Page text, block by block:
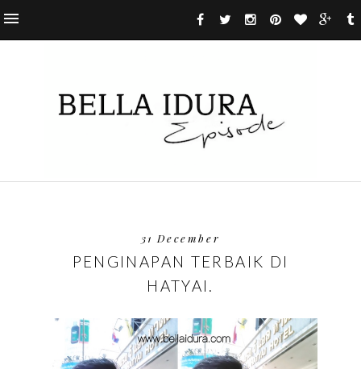
31 December
PENGINAPAN TERBAIK DI
HATYAI.